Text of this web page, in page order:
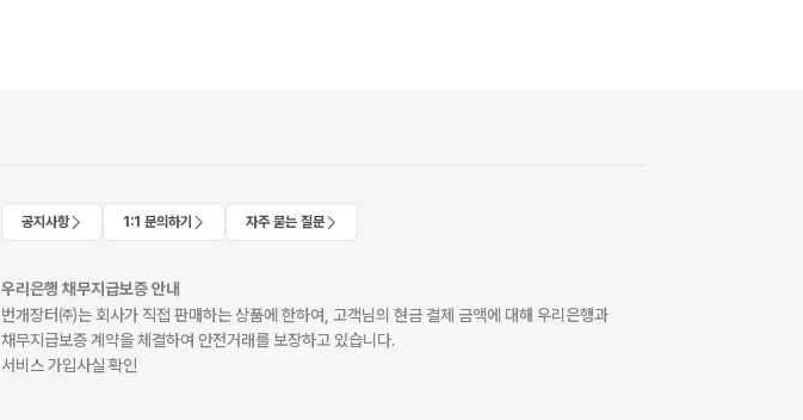
공지사항 1:1 문의하기 자주 묻는 질문
우리은행 채무지급보증 안내
번개장터㈜는 회사가 직접 판매하는 상품에 한하여, 고객님의 현금 결제 금액에 대해 우리은행과
채무지급보증 계약을 체결하여 안전거래를 보장하고 있습니다.
서비스 가입사실 확인